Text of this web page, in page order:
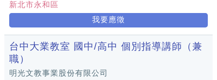
新北市永和區
我要應徵
台中大業教室 國中/高中 個別指導講師（兼
職）
明光文教事業股份有限公司